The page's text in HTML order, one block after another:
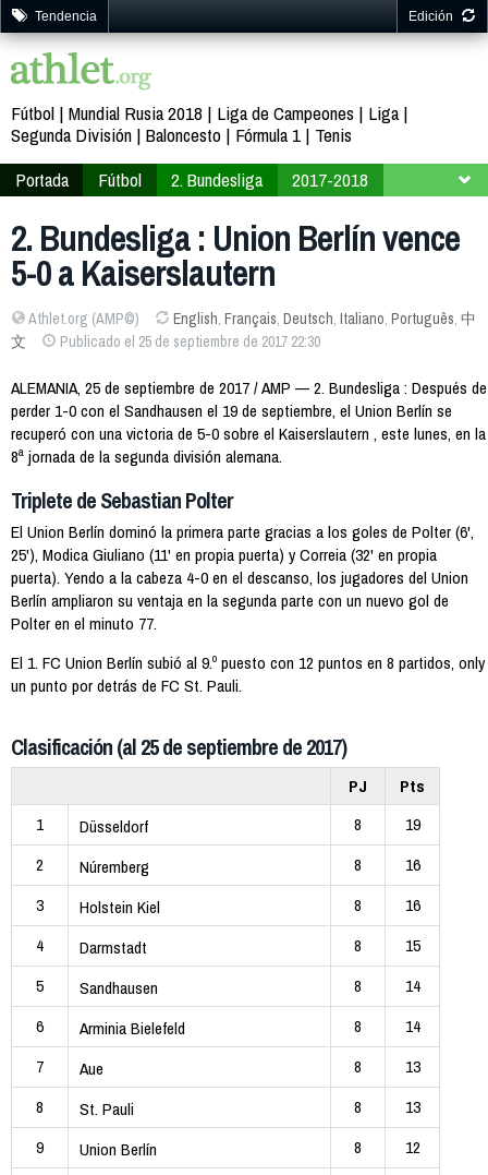
Tendencia Edición
Fútbol Mundial Rusia 2018 Liga de Campeones
Liga
Segunda División Baloncesto Fórmula 1
Tenis
Portada
Fútbol 2. Bundesliga
2017-2018
2. Bundesliga : Union Berlín vence
5-0 a Kaiserslautern
Athlet.org (AMP©) English, Français, Deutsch, Italiano, Português, 中
文
Publicado el 25 de septiembre de 2017 22:30
ALEMANIA, 25 de septiembre de 2017 / AMP — 2. Bundesliga : Después de
perder 1-0 con el Sandhausen el 19 de septiembre, el Union Berlín se
recuperó con una victoria de 5-0 sobre el Kaiserslautern , este lunes, en la
8ª jornada de la segunda división alemana.
Triplete de Sebastian Polter
El Union Berlín dominó la primera parte gracias a los goles de Polter (6',
25'), Modica Giuliano (11' en propia puerta) y Correia (32' en propia
puerta). Yendo a la cabeza 4-0 en el descanso, los jugadores del Union
Berlín ampliaron su ventaja en la segunda parte con un nuevo gol de
Polter en el minuto 77.
El 1. FC Union Berlín subió al 9.º puesto con 12 puntos en 8 partidos, only
un punto por detrás de FC St. Pauli.
Clasificación (al 25 de septiembre de 2017)
PJ
Pts
1
Düsseldorf 8
19
2
Núremberg 8
16
3
Holstein Kiel 8
16
4
Darmstadt 8
15
5
Sandhausen 8
14
6
Arminia Bielefeld 8
14
7
Aue 8
13
8
St. Pauli 8
13
9
Union Berlín 8
12